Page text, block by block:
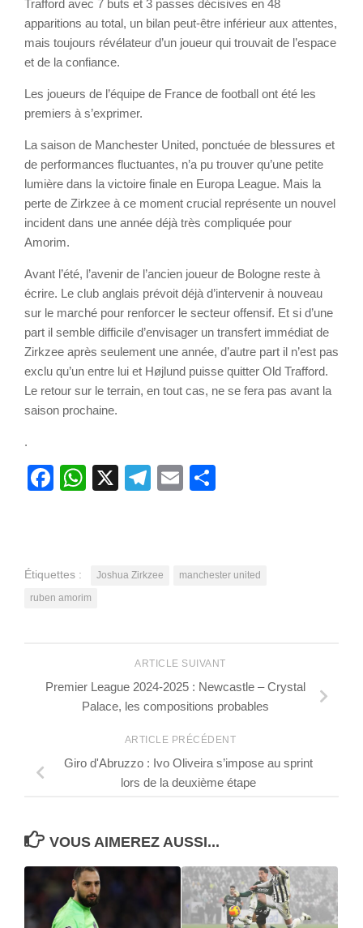
Trafford avec 7 buts et 3 passes décisives en 48
apparitions au total, un bilan peut-être inférieur aux attentes,
mais toujours révélateur d’un joueur qui trouvait de l’espace
et de la confiance.
Les joueurs de l’équipe de France de football ont été les
premiers à s’exprimer.
La saison de Manchester United, ponctuée de blessures et
de performances fluctuantes, n’a pu trouver qu’une petite
lumière dans la victoire finale en Europa League. Mais la
perte de Zirkzee à ce moment crucial représente un nouvel
incident dans une année déjà très compliquée pour
Amorim.
Avant l’été, l’avenir de l’ancien joueur de Bologne reste à
écrire. Le club anglais prévoit déjà d’intervenir à nouveau
sur le marché pour renforcer le secteur offensif. Et si d’une
part il semble difficile d’envisager un transfert immédiat de
Zirkzee après seulement une année, d’autre part il n’est pas
exclu qu’un entre lui et Højlund puisse quitter Old Trafford.
Le retour sur le terrain, en tout cas, ne se fera pas avant la
saison prochaine.
.
Facebook
WhatsApp
X Telegram
Email
Étiquettes : Joshua Zirkzee
manchester united
ruben amorim
ARTICLE SUIVANT
Premier League 2024-2025 : Newcastle – Crystal
Palace, les compositions probables
ARTICLE PRÉCÉDENT
Giro d'Abruzzo : Ivo Oliveira s’impose au sprint
lors de la deuxième étape
VOUS AIMEREZ AUSSI...